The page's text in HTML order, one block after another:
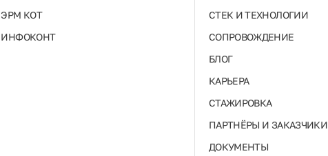
ЭРМ КОТ
ИНФОКОНТ
СТЕК И ТЕХНОЛОГИИ
СОПРОВОЖДЕНИЕ
БЛОГ
КАРЬЕРА
СТАЖИРОВКА
ПАРТНЁРЫ И ЗАКАЗЧИКИ
ДОКУМЕНТЫ